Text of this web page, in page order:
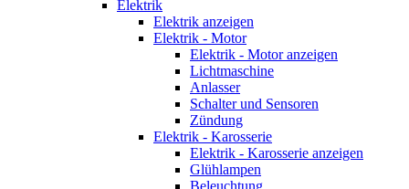
Elektrik
Elektrik anzeigen
Elektrik - Motor
Elektrik - Motor anzeigen
Lichtmaschine
Anlasser
Schalter und Sensoren
Zündung
Elektrik - Karosserie
Elektrik - Karosserie anzeigen
Glühlampen
Beleuchtung